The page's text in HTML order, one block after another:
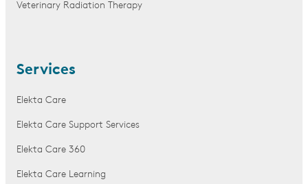
Veterinary Radiation Therapy
Services
Elekta Care
Elekta Care Support Services
Elekta Care 360
Elekta Care Learning